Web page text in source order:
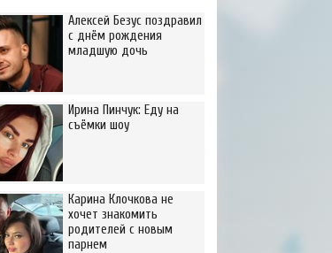
Алексей Безус поздравил
с днём рождения
младшую дочь
Ирина Пинчук: Еду на
съёмки шоу
Карина Клочкова не
хочет знакомить
родителей с новым
парнем